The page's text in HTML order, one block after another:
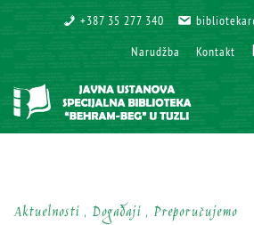
+387 35 277 340
+387 35 277 340
Narudžba
Narudžba Kontakt
Kontakt
Aktuelnosti , Događaji , Preporučujemo